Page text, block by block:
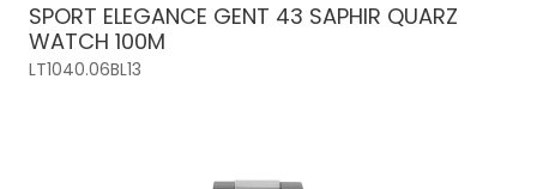
SPORT ELEGANCE GENT 43 SAPHIR QUARZ
WATCH 100M
LT1040.06BL13